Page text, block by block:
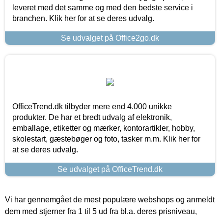
leveret med det samme og med den bedste service i
branchen. Klik her for at se deres udvalg.
Se udvalget på Office2go.dk
OfficeTrend.dk tilbyder mere end 4.000 unikke
produkter. De har et bredt udvalg af elektronik,
emballage, etiketter og mærker, kontorartikler, hobby,
skolestart, gæstebøger og foto, tasker m.m. Klik her for
at se deres udvalg.
Se udvalget på OfficeTrend.dk
Vi har gennemgået de mest populære webshops og anmeldt
dem med stjerner fra 1 til 5 ud fra bl.a. deres prisniveau,